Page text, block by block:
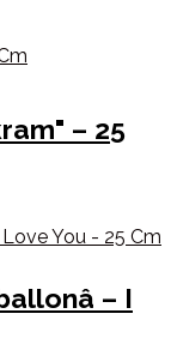
– 25
– I